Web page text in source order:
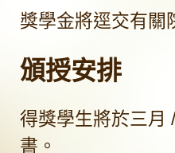
獎學金將逕交有關
頒授安排
得獎學生將於三月
書。